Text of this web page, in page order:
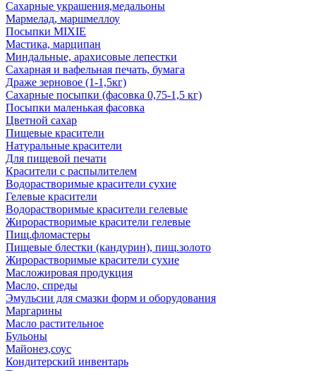
Сахарные украшения,медальоны
Мармелад, маршмеллоу
Посыпки MIXIE
Мастика, марципан
Миндальные, арахисовые лепестки
Сахарная и вафельная печать, бумага
Драже зерновое (1-1,5кг)
Сахарные посыпки (фасовка 0,75-1,5 кг)
Посыпки маленькая фасовка
Цветной сахар
Пищевые красители
Натуральные красители
Для пищевой печати
Красители с распылителем
Водорастворимые красители сухие
Гелевые красители
Водорастворимые красители гелевые
Жирорастворимые красители гелевые
Пищ.фломастеры
Пищевые блестки (кандурин), пищ.золото
Жирорастворимые красители сухие
Масложировая продукция
Масло, спреды
Эмульсии для смазки форм и оборудования
Маргарины
Масло растительное
Бульоны
Майонез,соус
Кондитерский инвентарь